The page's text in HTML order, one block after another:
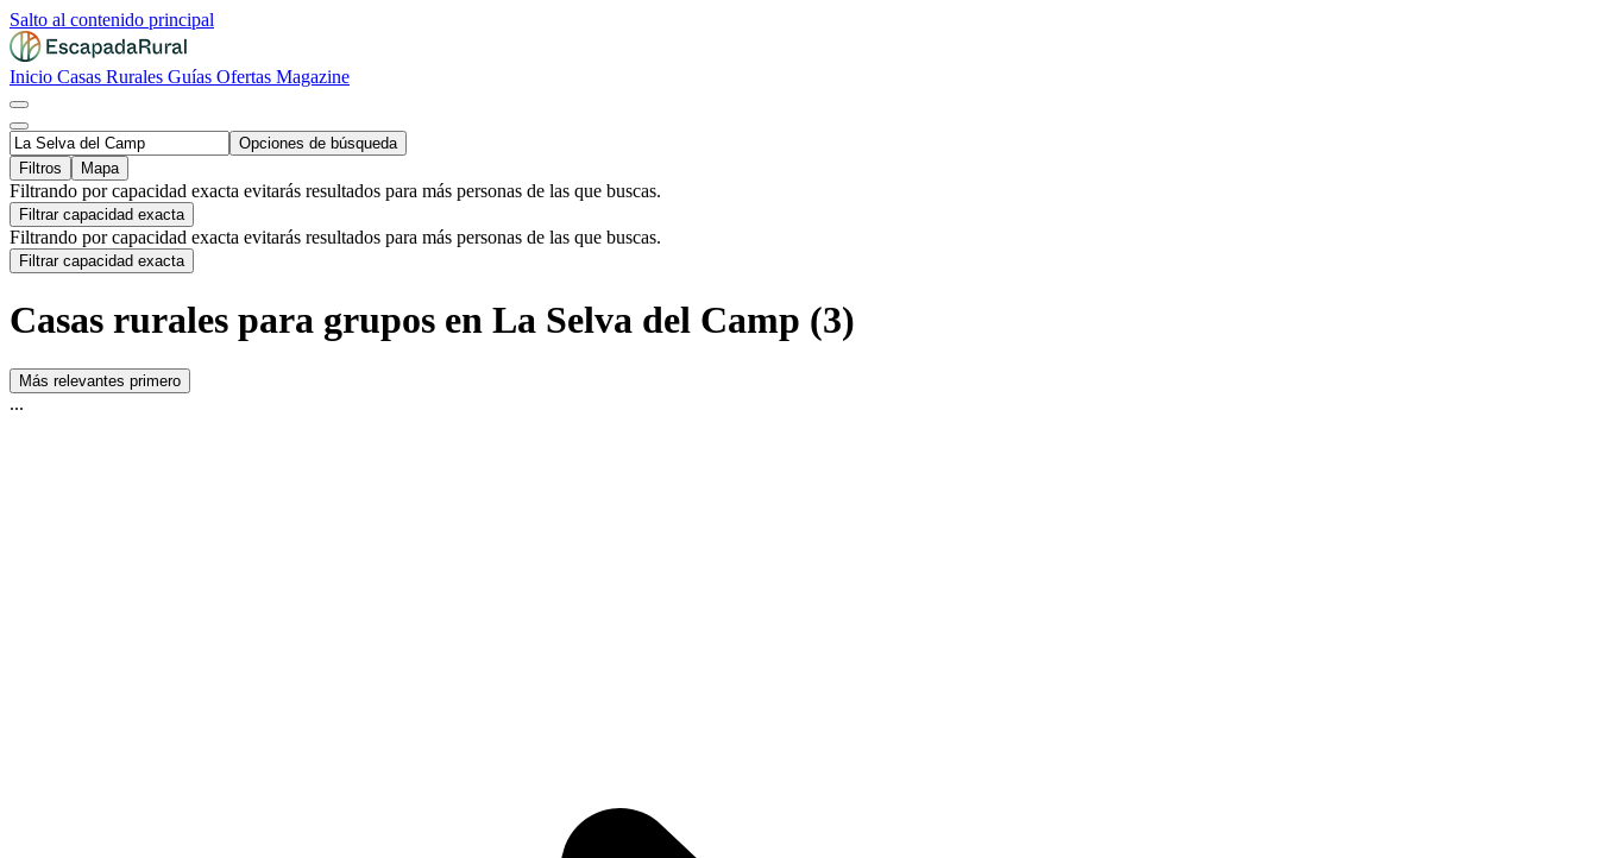
Salto al contenido principal
Inicio Casas Rurales Guías Ofertas Magazine
Opciones de búsqueda
Filtros
Mapa
Filtrando por capacidad exacta evitarás resultados para más personas de las que buscas.
Filtrar capacidad exacta
Filtrando por capacidad exacta evitarás resultados para más personas de las que buscas.
Filtrar capacidad exacta
Casas rurales para grupos en La Selva del Camp (3)
Más relevantes primero
...